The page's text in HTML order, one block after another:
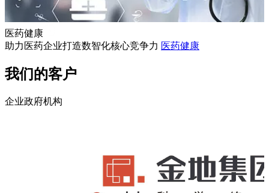
医药健康
助力医药企业打造数智化核心竞争力 医药健康
我们的客户
企业政府机构